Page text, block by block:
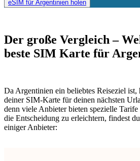
eSIM für Argentinien holen
Der große Vergleich –
beste SIM Karte für
Da Argentinien ein beliebtes Reiseziel ist,
deiner SIM-Karte für deinen nächsten
denn viele Anbieter bieten spezielle
die Entscheidung zu erleichtern, findest
einiger Anbieter: